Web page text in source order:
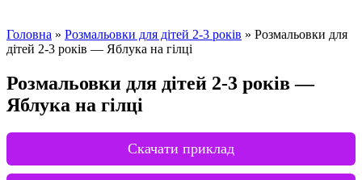
Головна » Розмальовки для дітей 2-3 років » Розмальовки для
дітей 2-3 років — Яблука на гілці
Розмальовки для дітей 2-3 років —
Яблука на гілці
Скачати приклад